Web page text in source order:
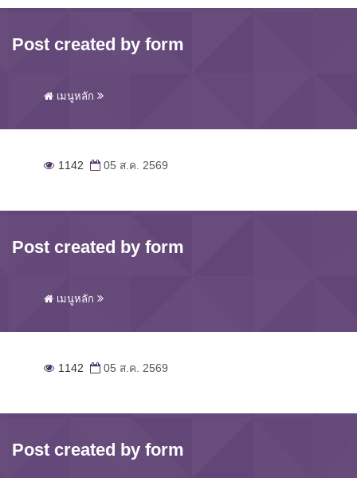
Post created by form
เมนูหลัก
1142 05 ส.ค. 2569
Post created by form
เมนูหลัก
1142 05 ส.ค. 2569
Post created by form